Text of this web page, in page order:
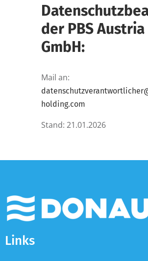
der PBS Austria
GmbH:
Mail an:
holding.com
Stand: 21.01.2026
Links